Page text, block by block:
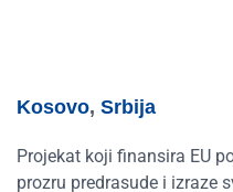
Kosovo, Srbija
Projekat koji finansira EU
prozru predrasude i izraze